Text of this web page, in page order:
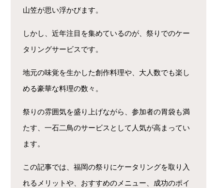
山笠が思い浮かびます。
しかし、近年注目を集めているのが、祭りでのケー
タリングサービスです。
地元の味覚を生かした創作料理や、大人数でも楽し
める豪華な料理の数々。
祭りの雰囲気を盛り上げながら、参加者の胃袋も満
たす、一石二鳥のサービスとして人気が高まってい
ます。
この記事では、福岡の祭りにケータリングを取り入
れるメリットや、おすすめのメニュー、成功のポイ